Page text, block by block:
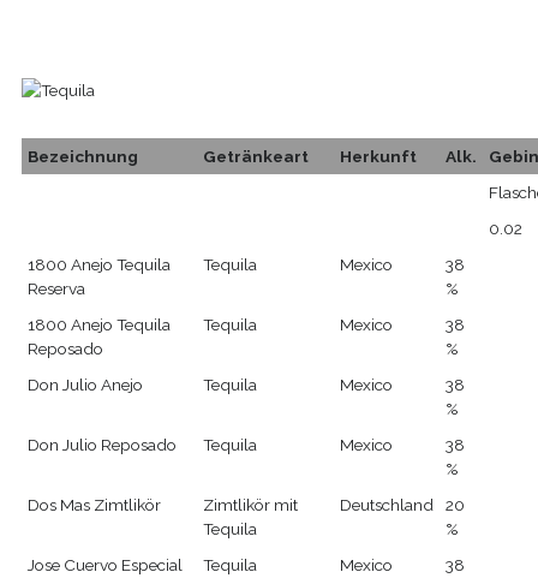
Bezeichnung Getränkeart Herkunft Alk.
0.02
1800 Anejo Tequila
Reserva
Tequila Mexico
38
%
1800 Anejo Tequila
Reposado
Tequila Mexico
38
%
Don Julio Anejo
Tequila Mexico
38
%
Don Julio Reposado
Tequila Mexico
38
%
Dos Mas Zimtlikör
Zimtlikör mit
Tequila
Deutschland
20
%
Jose Cuervo Especial
Tequila Mexico
38